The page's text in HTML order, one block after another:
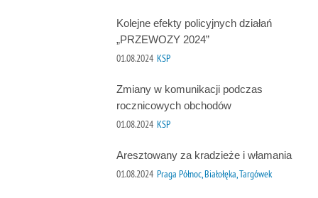
Kolejne efekty policyjnych działań
„PRZEWOZY 2024”
01.08.2024 KSP
Zmiany w komunikacji podczas
rocznicowych obchodów
01.08.2024 KSP
Aresztowany za kradzieże i włamania
01.08.2024 Praga Północ, Białołęka, Targówek